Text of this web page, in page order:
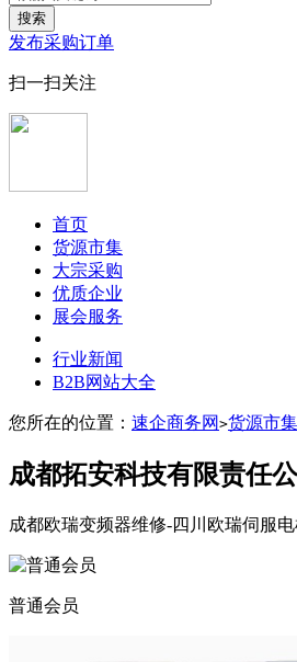
搜索
发布采购订单
扫一扫关注
首页
货源市集
大宗采购
优质企业
展会服务
行业新闻
B2B网站大全
您所在的位置： 速企商务网 >货源市集
成都拓安科技有限责任
成都欧瑞变频器维修-四川欧瑞伺服
普通会员